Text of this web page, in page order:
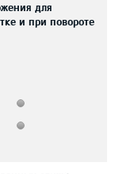
для
и при повороте